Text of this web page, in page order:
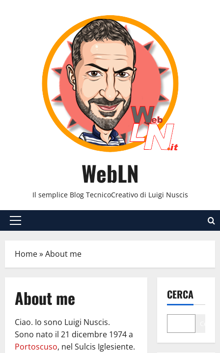
WebLN
Il semplice Blog TecnicoCreativo di Luigi Nuscis
Menu
Home»About me
About me
Ciao. Io sono Luigi Nuscis.
Sono nato il 21 dicembre 1974 a
Portoscuso, nel Sulcis Iglesiente.
CERCA